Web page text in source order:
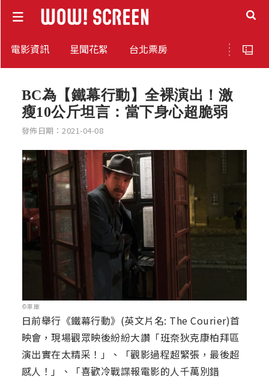
電影資訊 星聞花絮 台北票房
BC為【鐵幕行動】全裸演出！激
瘦10公斤坦言：當下身心超脆弱
發佈日期：2021-04-08
©車庫
日前舉行《鐵幕行動》(英文片名: The Courier)首
映會，現場觀眾映後紛紛大讚「班奈狄克康柏拜區
演出實在太精采！」、「觀影過程超緊張，最後超
感人！」、「喜歡冷戰諜報電影的人千萬別錯